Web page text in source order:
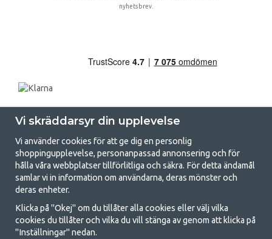
nyhetsbrev.
GetCamping.se - Din butik för camping
och uteliv
Att campa kan antingen vara en livsstil eller ett sätt att samla familjen
för ett gemensamt äventyr. Oavsett vilken kategori du tillhör hittar du
Vi skräddarsyr din upplevelse
Vi använder cookies för att ge dig en personlig
shoppingupplevelse, personanpassad annonsering och för
hålla våra webbplatser tillförlitliga och säkra. För detta ändamål
samlar vi in information om användarna, deras mönster och
deras enheter.
Klicka på "Okej" om du tillåter alla cookies eller välj vilka
cookies du tillåter och vilka du vill stänga av genom att klicka på
"Inställningar" nedan.